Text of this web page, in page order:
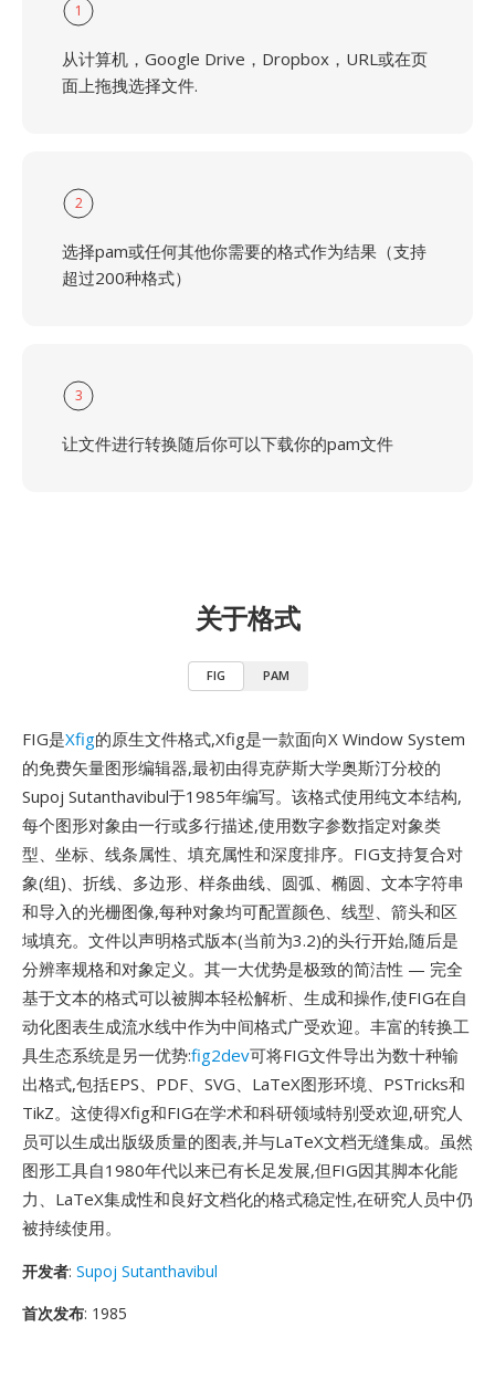
1
从计算机，Google Drive，Dropbox，URL或在页
面上拖拽选择文件.
2
选择pam或任何其他你需要的格式作为结果（支持
超过200种格式）
3
让文件进行转换随后你可以下载你的pam文件
关于格式
FIG PAM
FIG是Xfig的原生文件格式,Xfig是一款面向X Window System
的免费矢量图形编辑器,最初由得克萨斯大学奥斯汀分校的
Supoj Sutanthavibul于1985年编写。该格式使用纯文本结构,
每个图形对象由一行或多行描述,使用数字参数指定对象类
型、坐标、线条属性、填充属性和深度排序。FIG支持复合对
象(组)、折线、多边形、样条曲线、圆弧、椭圆、文本字符串
和导入的光栅图像,每种对象均可配置颜色、线型、箭头和区
域填充。文件以声明格式版本(当前为3.2)的头行开始,随后是
分辨率规格和对象定义。其一大优势是极致的简洁性 — 完全
基于文本的格式可以被脚本轻松解析、生成和操作,使FIG在自
动化图表生成流水线中作为中间格式广受欢迎。丰富的转换工
具生态系统是另一优势:fig2dev可将FIG文件导出为数十种输
出格式,包括EPS、PDF、SVG、LaTeX图形环境、PSTricks和
TikZ。这使得Xfig和FIG在学术和科研领域特别受欢迎,研究人
员可以生成出版级质量的图表,并与LaTeX文档无缝集成。虽然
图形工具自1980年代以来已有长足发展,但FIG因其脚本化能
力、LaTeX集成性和良好文档化的格式稳定性,在研究人员中仍
被持续使用。
开发者: Supoj Sutanthavibul
首次发布: 1985